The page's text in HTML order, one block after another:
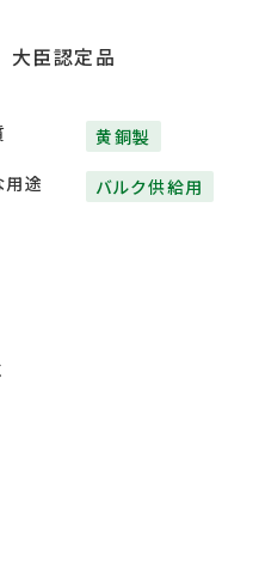
大臣認定品
黄銅製
用途 バルク供給用